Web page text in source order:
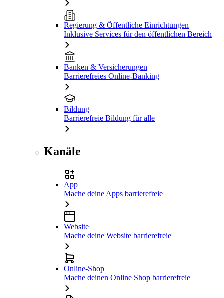
Regierung & Öffentliche Einrichtungen
Inklusive Services für den öffentlichen Bereich
Banken & Versicherungen
Barrierefreies Online-Banking
Bildung
Barrierefreie Bildung für alle
Kanäle
App
Mache deine Apps barrierefreie
Website
Mache deine Website barrierefreie
Online-Shop
Mache deinen Online Shop barrierefreie